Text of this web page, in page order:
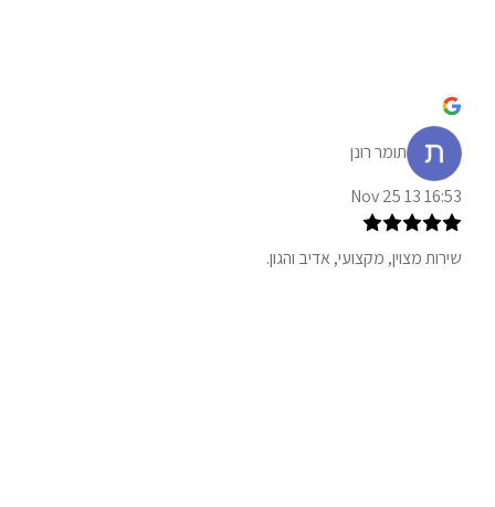
תומר רונן
16:53 13 Nov 25
שירות מצוין, מקצועי, אדיב והגון.